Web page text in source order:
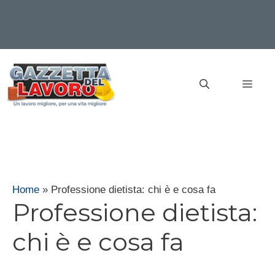
contenuto
Home » Professione dietista: chi è e cosa fa
Professione dietista:
chi è e cosa fa